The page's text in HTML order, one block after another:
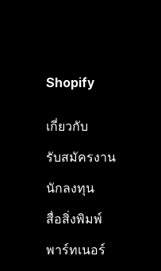
Shopify
เกี่ยวกับ
รับสมัครงาน
นักลงทุน
สื่อสิ่งพิมพ์
พาร์ทเนอร์